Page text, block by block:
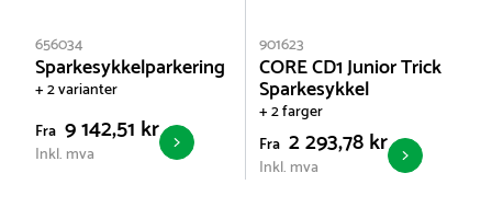
656034
Sparkesykkelparkering
+ 2 varianter
Fra 9 142,51 kr
Inkl. mva
901623
CORE CD1 Junior Trick
Sparkesykkel
+ 2 farger
Fra 2 293,78 kr
Inkl. mva